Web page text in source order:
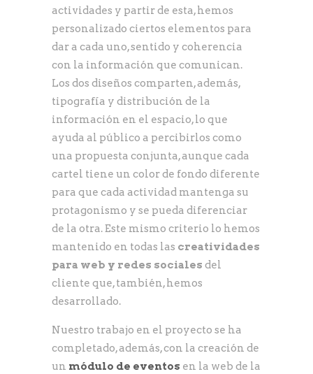
actividades y partir de esta, hemos
personalizado ciertos elementos para
dar a cada uno, sentido y coherencia
con la información que comunican.
Los dos diseños comparten, además,
tipografía y distribución de la
información en el espacio, lo que
ayuda al público a percibirlos como
una propuesta conjunta, aunque cada
cartel tiene un color de fondo diferente
para que cada actividad mantenga su
protagonismo y se pueda diferenciar
de la otra. Este mismo criterio lo hemos
mantenido en todas las creatividades
para web y redes sociales del
cliente que, también, hemos
desarrollado.
Nuestro trabajo en el proyecto se ha
completado, además, con la creación de
un módulo de eventos en la web de la